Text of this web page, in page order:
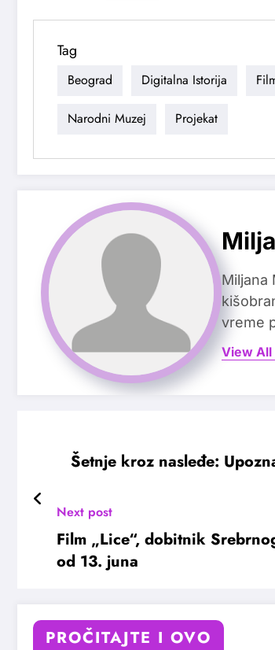
Tag
Beograd Digitalna Istorija
Narodni Muzej Projekat
Miljana
vreme
View All
Šetnje kroz nasleđe:
Next post
Film „Lice“, dobitnik
od 13. juna
PROČITAJTE I OVO